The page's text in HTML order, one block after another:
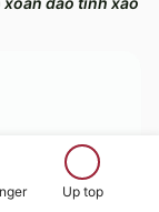
Up top